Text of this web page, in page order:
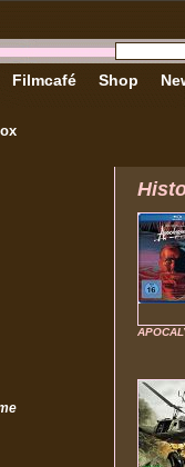
Filmcafé Shop